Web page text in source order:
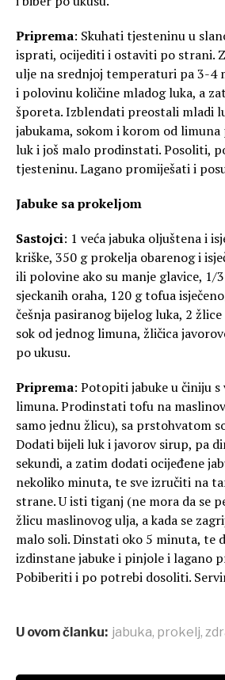
Priprema: Skuhati tjesteninu u
isprati, ocijediti i ostaviti po strani.
ulje na srednjoj temperaturi pa 3-4
i polovinu količine mladog luka, a
šporeta. Izblendati preostali mladi
jabukama, sokom i korom od
luk i još malo prodinstati. Posoliti,
tjesteninu. Lagano promiješati i
Jabuke sa prokeljom
Sastojci: 1 veća jabuka oljuštena i
kriške, 350 g prokelja obarenog i
ili polovine ako su manje glavice, 1/
sjeckanih oraha, 120 g tofua
češnja pasiranog bijelog luka, 2
sok od jednog limuna, žličica
po ukusu.
Priprema: Potopiti jabuke u činiju s
limuna. Prodinstati tofu na
samo jednu žlicu), sa prstohvatom
Dodati bijeli luk i javorov sirup, pa
sekundi, a zatim dodati ocijeđene
nekoliko minuta, te sve izručiti na
strane. U isti tiganj (ne mora da se
žlicu maslinovog ulja, a kada se
malo soli. Dinstati oko 5 minuta, te
izdinstane jabuke i pinjole i lagano
Pobiberiti i po potrebi dosoliti.
U ovom članku: jabuka, prokelj,